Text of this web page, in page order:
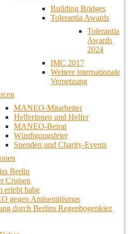
Building Bridges
Tolerantia Awards
Tolerantia
Awards
2024
IMC 2017
Weitere internationale
Vernetzung
MANEO-Mitarbeiter
Helferinnen und Helfer
MANEO-Beirat
Würdigungsfeier
Spenden und Charity-Events
Berlin
Cruisen
erlebt habe
gegen Antisemitismus
durch Berlins Regenbogenkiez